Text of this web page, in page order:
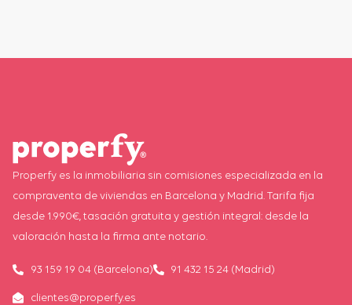
Properfy es la inmobiliaria sin comisiones especializada en la
compraventa de viviendas en Barcelona y Madrid. Tarifa fija
desde 1.990€, tasación gratuita y gestión integral: desde la
valoración hasta la firma ante notario.
93 159 19 04 (Barcelona) 91 432 15 24 (Madrid)
clientes@properfy.es